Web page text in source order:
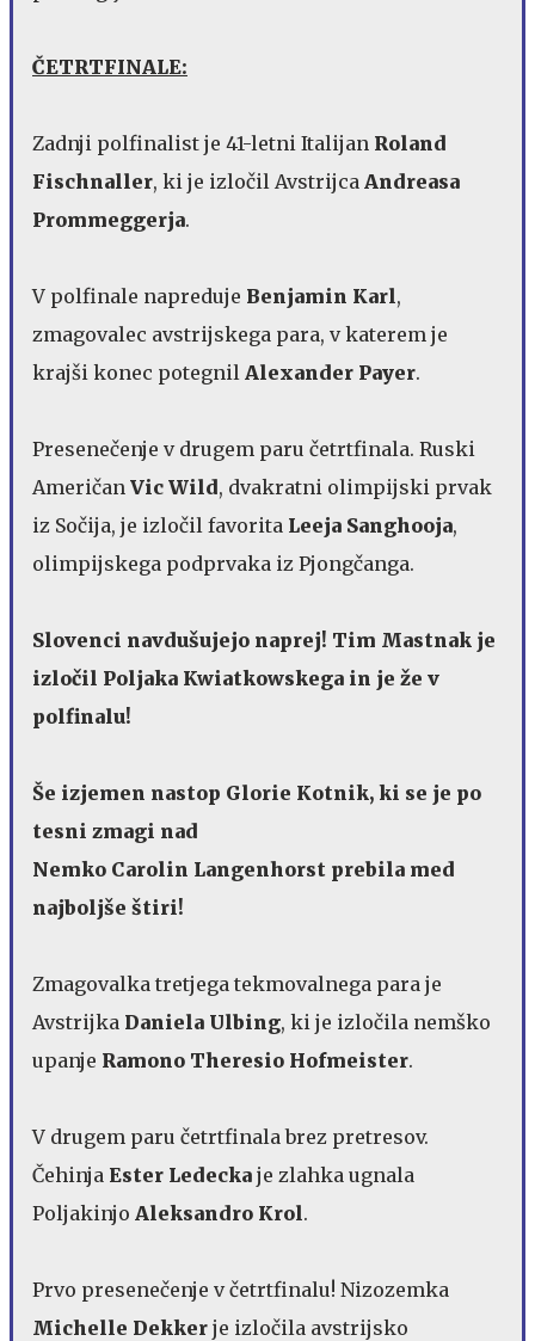
ČETRTFINALE:
Zadnji polfinalist je 41-letni Italijan Roland
Fischnaller, ki je izločil Avstrijca Andreasa
Prommeggerja.
V polfinale napreduje Benjamin Karl,
zmagovalec avstrijskega para, v katerem je
krajši konec potegnil Alexander Payer.
Presenečenje v drugem paru četrtfinala. Ruski
Američan Vic Wild, dvakratni olimpijski prvak
iz Sočija, je izločil favorita Leeja Sanghooja,
olimpijskega podprvaka iz Pjongčanga.
Slovenci navdušujejo naprej! Tim Mastnak je
izločil Poljaka Kwiatkowskega in je že v
polfinalu!
Še izjemen nastop Glorie Kotnik, ki se je po
tesni zmagi nad
Nemko Carolin Langenhorst prebila med
najboljše štiri!
Zmagovalka tretjega tekmovalnega para je
Avstrijka Daniela Ulbing, ki je izločila nemško
upanje Ramono Theresio Hofmeister.
V drugem paru četrtfinala brez pretresov.
Čehinja Ester Ledecka je zlahka ugnala
Poljakinjo Aleksandro Krol.
Prvo presenečenje v četrtfinalu! Nizozemka
Michelle Dekker je izločila avstrijsko